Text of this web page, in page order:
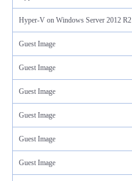
Hyper-V on Windows Server 2012 R2
Guest Image
Guest Image
Guest Image
Guest Image
Guest Image
Guest Image